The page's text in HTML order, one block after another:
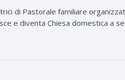
di Pastorale familiare
e diventa Chiesa domestica a